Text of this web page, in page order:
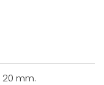
20 mm.